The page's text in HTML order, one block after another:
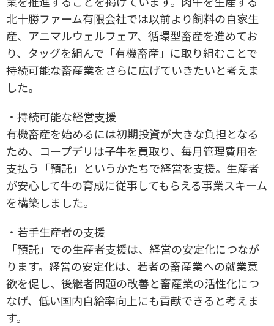
北十勝ファーム有限会社では以前より飼料の自家生
産、アニマルウェルフェア、循環型畜産を進めてお
り、タッグを組んで「有機畜産」に取り組むことで
持続可能な畜産業をさらに広げていきたいと考えま
した。
・持続可能な経営支援
有機畜産を始めるには初期投資が大きな負担となる
ため、コープデリは子牛を買取り、毎月管理費用を
支払う「預託」というかたちで経営を支援。生産者
が安心して牛の育成に従事してもらえる事業スキーム
を構築しました。
・若手生産者の支援
「預託」での生産者支援は、経営の安定化につなが
ります。経営の安定化は、若者の畜産業への就業意
欲を促し、後継者問題の改善と畜産業の活性化につ
なげ、低い国内自給率向上にも貢献できると考えま
す。